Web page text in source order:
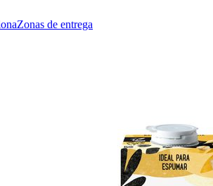
Zonas de entrega